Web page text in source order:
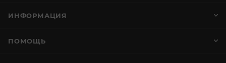
ИНФОРМАЦИЯ
ПОМОЩЬ